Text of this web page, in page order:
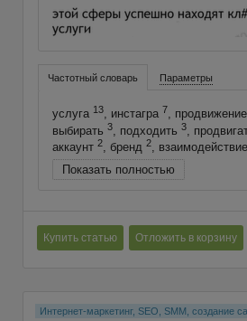
Частотный словарь Параметры
услуга 13, инстагра 7, продвижение
выбирать 3, подходить 3,
аккаунт 2, бренд 2, взаимодействие
Показать полностью
Купить статью Отложить в корзину
Интернет-маркетинг, SEO, SMM, создание